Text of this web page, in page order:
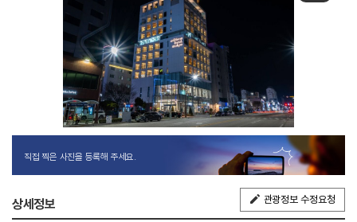
직접 찍은 사진을 등록해 주세요.
상세정보 관광정보 수정요청